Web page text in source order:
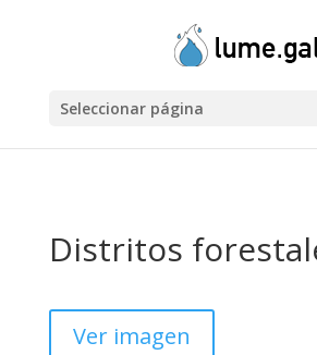
Seleccionar página
Distritos
Ver imagen